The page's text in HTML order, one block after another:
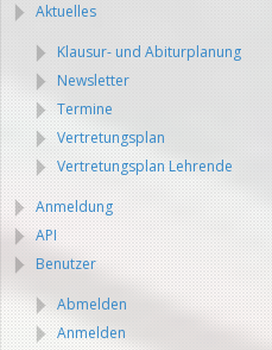
Aktuelles
Klausur- und Abiturplanung
Newsletter
Termine
Vertretungsplan
Vertretungsplan Lehrende
Anmeldung
API
Benutzer
Abmelden
Anmelden